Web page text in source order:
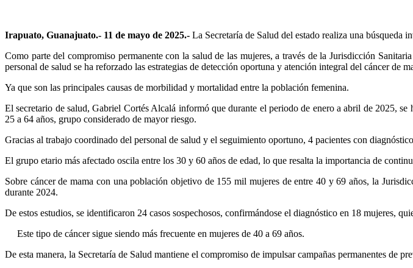
Irapuato, Guanajuato.- 11 de mayo de 2025.- La Secretaría de Salud del estado realiza una búsqueda
Como parte del compromiso permanente con la salud de las mujeres, a través de la Jurisdicción
personal de salud se ha reforzado las estrategias de detección oportuna y atención integral del cáncer de
Ya que son las principales causas de morbilidad y mortalidad entre la población femenina.
El secretario de salud, Gabriel Cortés Alcalá informó que durante el periodo de enero a abril de 2025,
25 a 64 años, grupo considerado de mayor riesgo.
Gracias al trabajo coordinado del personal de salud y el seguimiento oportuno, 4 pacientes con
El grupo etario más afectado oscila entre los 30 y 60 años de edad, lo que resalta la importancia de
Sobre cáncer de mama con una población objetivo de 155 mil mujeres de entre 40 y 69 años, la
durante 2024.
De estos estudios, se identificaron 24 casos sospechosos, confirmándose el diagnóstico en 18 mujeres,
Este tipo de cáncer sigue siendo más frecuente en mujeres de 40 a 69 años.
De esta manera, la Secretaría de Salud mantiene el compromiso de impulsar campañas permanentes de